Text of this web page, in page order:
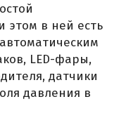
этом в ней есть
LED-фары,
датчики
давления в